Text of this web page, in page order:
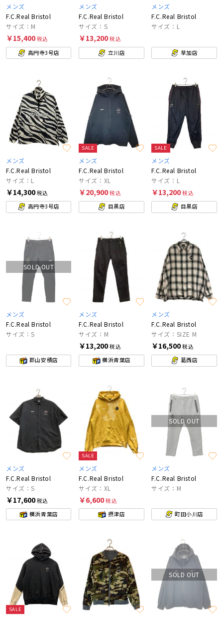
メンズ
F.C.Real Bristol
サイズ：M
￥15,400税込
高円寺3号店
メンズ
F.C.Real Bristol
サイズ：S
￥13,200税込
立川店
メンズ
F.C.Real Bristol
サイズ：L
草加店
メンズ
F.C.Real Bristol
サイズ：L
￥14,300税込
高円寺3号店
SALE
メンズ
F.C.Real Bristol
サイズ：XL
￥20,900税込
目黒店
SALE
メンズ
F.C.Real Bristol
サイズ：L
￥13,200税込
目黒店
SOLD OUT
メンズ
F.C.Real Bristol
サイズ：S
郡山安積店
メンズ
F.C.Real Bristol
サイズ：M
￥13,200税込
横浜青葉店
メンズ
F.C.Real Bristol
サイズ：SIZE M
￥16,500税込
葛西店
メンズ
F.C.Real Bristol
サイズ：S
￥17,600税込
横浜青葉店
SALE
メンズ
F.C.Real Bristol
サイズ：XL
￥6,600税込
摂津店
SOLD OUT
メンズ
F.C.Real Bristol
サイズ：M
町田小川店
SALE
SOLD OUT